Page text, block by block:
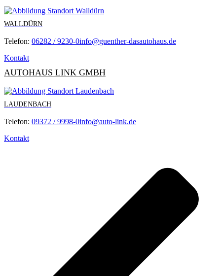
WALLDÜRN
Telefon: 06282 / 9230-0info@guenther-dasautohaus.de
Kontakt
AUTOHAUS LINK GMBH
LAUDENBACH
Telefon: 09372 / 9998-0info@auto-link.de
Kontakt